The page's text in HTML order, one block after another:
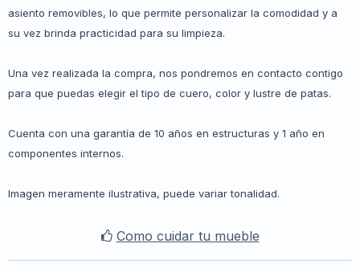
asiento removibles, lo que permite personalizar la comodidad y a
su vez brinda practicidad para su limpieza.
Una vez realizada la compra, nos pondremos en contacto contigo
para que puedas elegir el tipo de cuero, color y lustre de patas.
Cuenta con una garantía de 10 años en estructuras y 1 año en
componentes internos.
Imagen meramente ilustrativa, puede variar tonalidad.
Como cuidar tu mueble